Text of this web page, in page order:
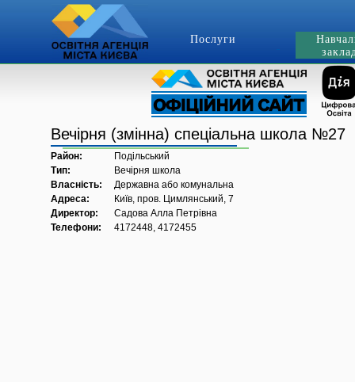
Послуги
Вечірня (змінна) спеціальна школа №27
Район:
Подільський
Тип:
Вечірня школа
Власність:
Державна або комунальна
Адреса:
Київ, пров. Цимлянський, 7
Директор:
Садова Алла Петрівна
Телефони:
4172448, 4172455